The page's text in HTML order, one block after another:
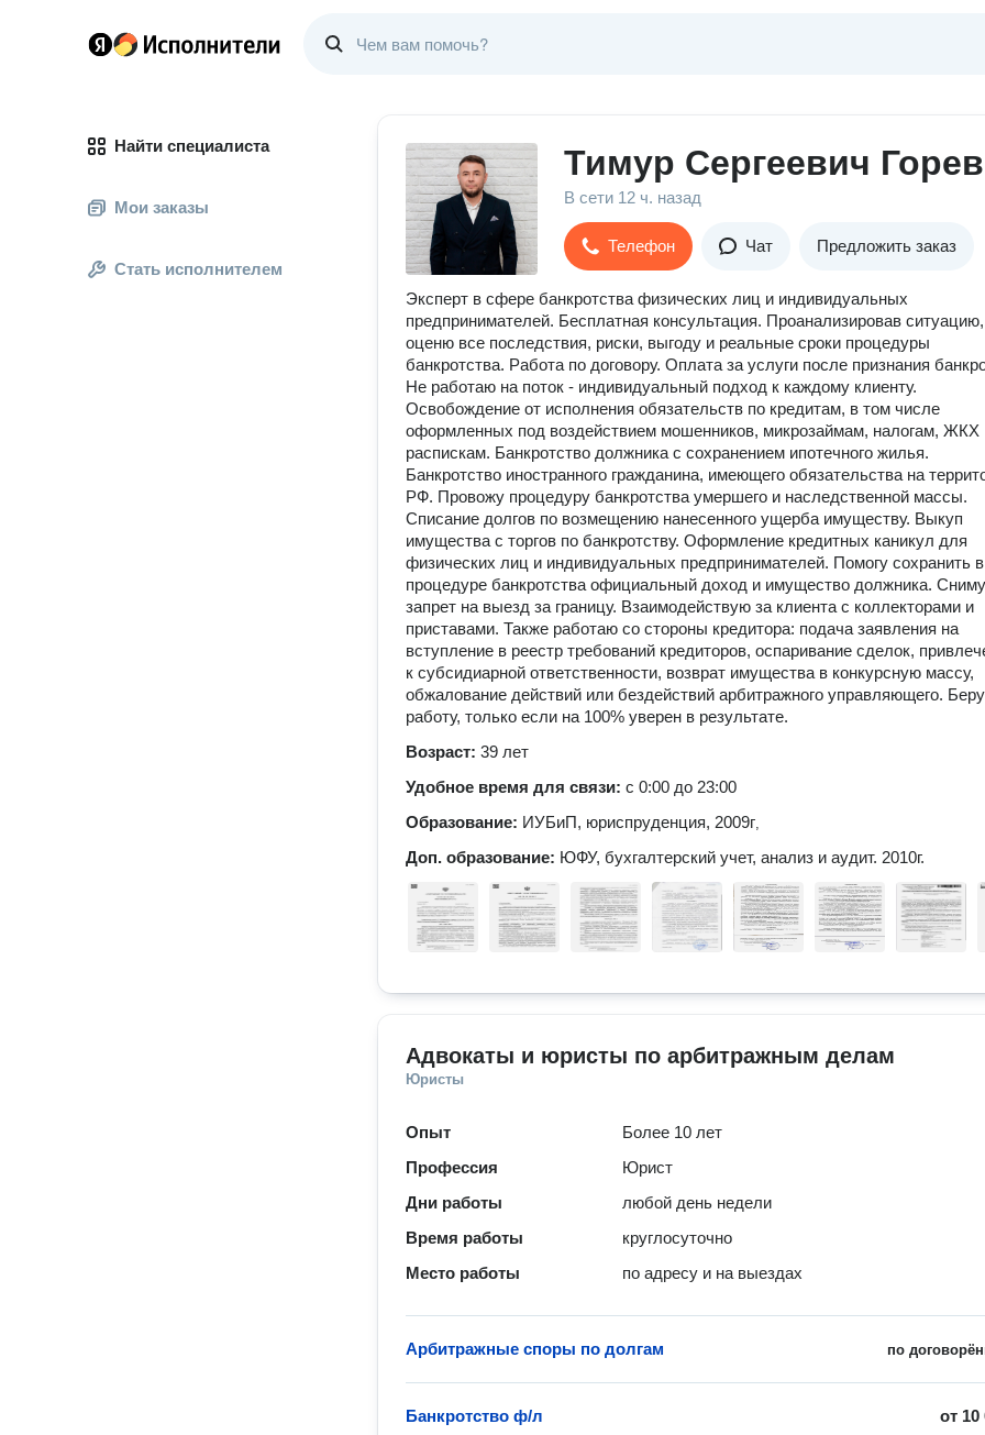
Найти специалиста
Мои заказы
Стать исполнителем
Тимур Сергеевич Горев
В сети 12 ч. назад
Телефон Чат Предложить заказ
Эксперт в сфере банкротства физических лиц и индивидуальных
предпринимателей. Бесплатная консультация. Проанализировав ситуацию,
оценю все последствия, риски, выгоду и реальные сроки процедуры
банкротства. Работа по договору. Оплата за услуги после признания
Не работаю на поток - индивидуальный подход к каждому клиенту.
Освобождение от исполнения обязательств по кредитам, в том числе
оформленных под воздействием мошенников, микрозаймам, налогам, ЖКХ
распискам. Банкротство должника с сохранением ипотечного жилья.
Банкротство иностранного гражданина, имеющего обязательства на
РФ. Провожу процедуру банкротства умершего и наследственной массы.
Списание долгов по возмещению нанесенного ущерба имуществу. Выкуп
имущества с торгов по банкротству. Оформление кредитных каникул для
физических лиц и индивидуальных предпринимателей. Помогу сохранить в
процедуре банкротства официальный доход и имущество должника. Сниму
запрет на выезд за границу. Взаимодействую за клиента с коллекторами и
приставами. Также работаю со стороны кредитора: подача заявления на
вступление в реестр требований кредиторов, оспаривание сделок,
к субсидиарной ответственности, возврат имущества в конкурсную массу,
обжалование действий или бездействий арбитражного управляющего.
работу, только если на 100% уверен в результате.
Возраст: 39 лет
Удобное время для связи: с 0:00 до 23:00
Образование: ИУБиП, юриспруденция, 2009г,
Доп. образование: ЮФУ, бухгалтерский учет, анализ и аудит. 2010г.
Адвокаты и юристы по арбитражным делам
Юристы
Опыт
Более 10 лет
Профессия
Юрист
Дни работы
любой день недели
Время работы
круглосуточно
Место работы
по адресу и на выездах
по
Арбитражные споры по долгам
от 10
Банкротство ф/л